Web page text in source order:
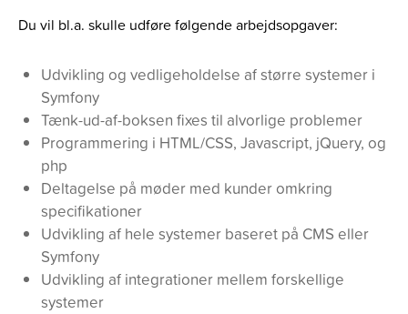
Du vil bl.a. skulle udføre følgende arbejdsopgaver:
Udvikling og vedligeholdelse af større systemer i
Symfony
Tænk-ud-af-boksen fixes til alvorlige problemer
Programmering i HTML/CSS, Javascript, jQuery, og
php
Deltagelse på møder med kunder omkring
specifikationer
Udvikling af hele systemer baseret på CMS eller
Symfony
Udvikling af integrationer mellem forskellige
systemer